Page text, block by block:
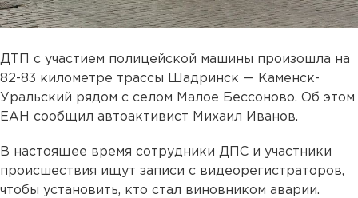
ДТП с участием полицейской машины произошла на
82-83 километре трассы Шадринск — Каменск-
Уральский рядом с селом Малое Бессоново. Об этом
ЕАН сообщил автоактивист Михаил Иванов.
В настоящее время сотрудники ДПС и участники
происшествия ищут записи с видеорегистраторов,
чтобы установить, кто стал виновником аварии.